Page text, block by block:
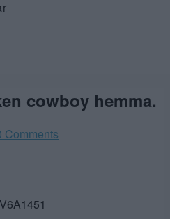
cowboy hemma.
Comments